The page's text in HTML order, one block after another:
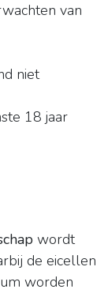
van
niet
18 jaar
wordt
de eicellen
worden